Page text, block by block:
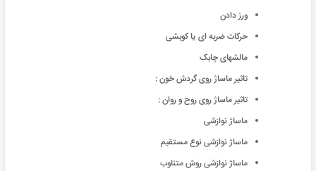
ورز دادن
حرکات ضربه ای یا کوبشی
مالشهای چابک
تاثیر ماساژ روی گردش خون :
تاثیر ماساژ روی روح و روان :
ماساژ نوازشی
ماساژ نوازشی نوع مستقیم
ماساژ نوازشی روش متناوب